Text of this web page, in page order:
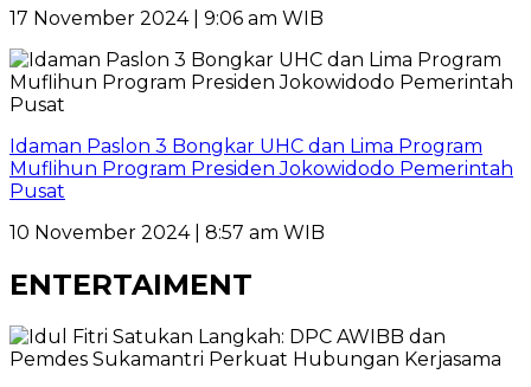
17 November 2024 | 9:06 am WIB
Idaman Paslon 3 Bongkar UHC dan Lima Program
Muflihun Program Presiden Jokowidodo Pemerintah
Pusat
10 November 2024 | 8:57 am WIB
ENTERTAIMENT